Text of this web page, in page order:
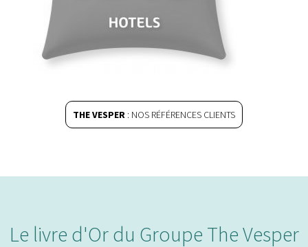
THE VESPER : NOS RÉFÉRENCES CLIENTS
Le livre d'Or du Groupe The Vesper